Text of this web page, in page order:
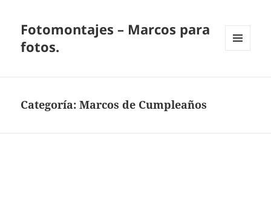
Fotomontajes – Marcos para
fotos.
Categoría:Marcos de Cumpleaños